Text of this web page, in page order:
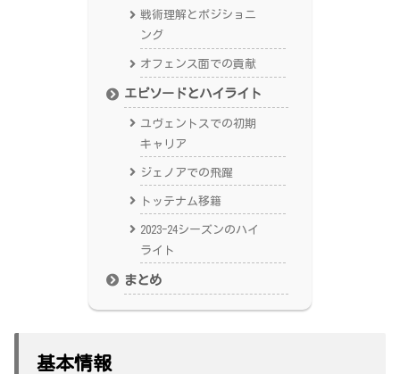
戦術理解とポジショニ
ング
オフェンス面での貢献
エピソードとハイライト
ユヴェントスでの初期
キャリア
ジェノアでの飛躍
トッテナム移籍
2023-24シーズンのハイ
ライト
まとめ
基本情報